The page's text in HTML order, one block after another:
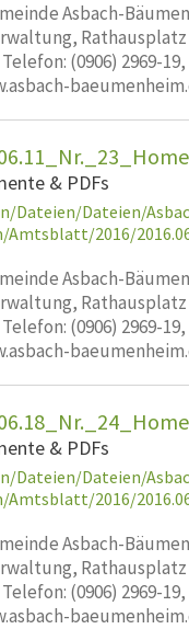
Asbach-
Rathausplatz
(0906) 2969-19,
& PDFs
Dateien/Dateien/
Amtsblatt/2016/
Asbach-
Rathausplatz
(0906) 2969-19,
& PDFs
Dateien/Dateien/
Amtsblatt/2016/
Asbach-
Rathausplatz
(0906) 2969-19,